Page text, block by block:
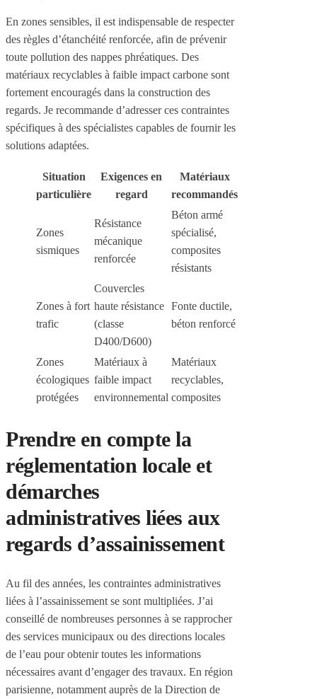
En zones sensibles, il est indispensable de respecter
des règles d’étanchéité renforcée, afin de prévenir
toute pollution des nappes phréatiques. Des
matériaux recyclables à faible impact carbone sont
fortement encouragés dans la construction des
regards. Je recommande d’adresser ces contraintes
spécifiques à des spécialistes capables de fournir les
solutions adaptées.
Situation
particulière
Exigences en
regard
Matériaux
recommandés
Zones
sismiques
Résistance
mécanique
renforcée
Béton armé
spécialisé,
composites
résistants
Zones à fort
trafic
Couvercles
haute résistance
(classe
D400/D600)
Fonte ductile,
béton renforcé
Zones
écologiques
protégées
Matériaux à
faible impact
environnemental
Matériaux
recyclables,
composites
Prendre en compte la
réglementation locale et
démarches
administratives liées aux
regards d’assainissement
Au fil des années, les contraintes administratives
liées à l’assainissement se sont multipliées. J’ai
conseillé de nombreuses personnes à se rapprocher
des services municipaux ou des directions locales
de l’eau pour obtenir toutes les informations
nécessaires avant d’engager des travaux. En région
parisienne, notamment auprès de la Direction de